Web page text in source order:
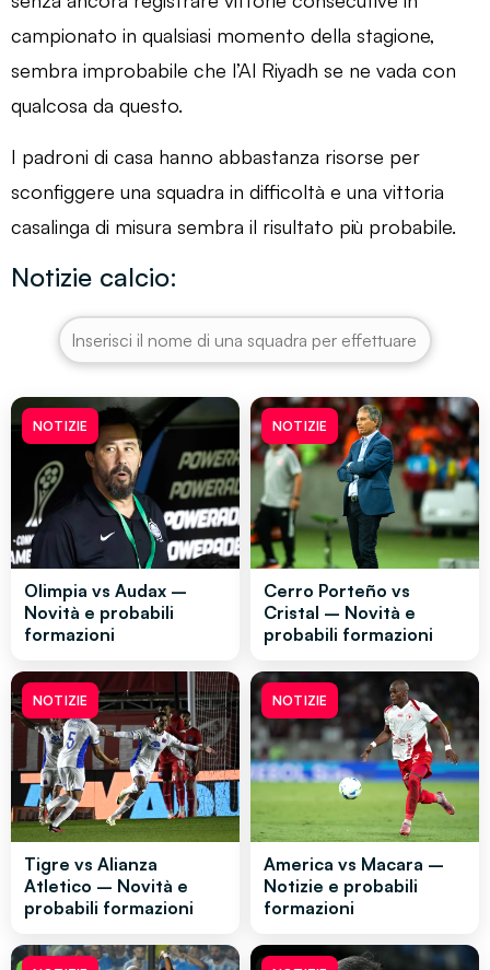
campionato in qualsiasi momento della stagione,
sembra improbabile che l’Al Riyadh se ne vada con
qualcosa da questo.
I padroni di casa hanno abbastanza risorse per
sconfiggere una squadra in difficoltà e una vittoria
casalinga di misura sembra il risultato più probabile.
Notizie calcio:
NOTIZIE
Olimpia vs Audax –
Novità e probabili
formazioni
NOTIZIE
Cerro Porteño vs
Cristal – Novità e
probabili formazioni
NOTIZIE
Tigre vs Alianza
Atletico – Novità e
probabili formazioni
NOTIZIE
America vs Macara –
Notizie e probabili
formazioni